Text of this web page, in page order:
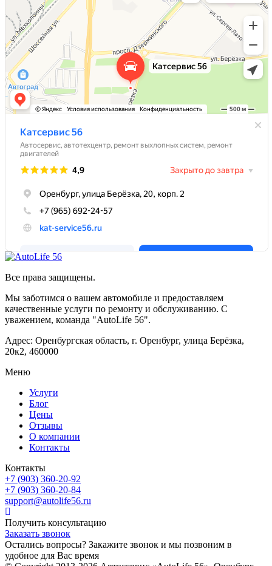
Все права защищены.
Мы заботимся о вашем автомобиле и предоставляем
качественные услуги по ремонту и обслуживанию. С
уважением, команда "AutoLife 56".
Адрес: Оренбургская область, г. Оренбург, улица Берёзка,
20к2, 460000
Меню
Услуги
Блог
Цены
Отзывы
О компании
Контакты
Контакты
+7 (903) 360-20-92
+7 (903) 360-20-84
support@autolife56.ru
Получить консультацию
Заказать звонок
Остались вопросы? Закажите звонок и мы позвоним в
удобное для Вас время